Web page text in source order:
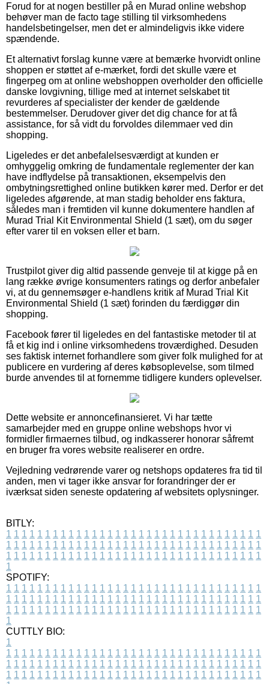
Forud for at nogen bestiller på en Murad online webshop
behøver man de facto tage stilling til virksomhedens
handelsbetingelser, men det er almindeligvis ikke videre
spændende.
Et alternativt forslag kunne være at bemærke hvorvidt online
shoppen er støttet af e-mærket, fordi det skulle være et
fingerpeg om at online webshoppen overholder den officielle
danske lovgivning, tillige med at internet selskabet tit
revurderes af specialister der kender de gældende
bestemmelser. Derudover giver det dig chance for at få
assistance, for så vidt du forvoldes dilemmaer ved din
shopping.
Ligeledes er det anbefalelsesværdigt at kunden er
omhyggelig omkring de fundamentale reglementer der kan
have indflydelse på transaktionen, eksempelvis den
ombytningsrettighed online butikken kører med. Derfor er det
ligeledes afgørende, at man stadig beholder ens faktura,
således man i fremtiden vil kunne dokumentere handlen af
Murad Trial Kit Environmental Shield (1 sæt), om du søger
efter varer til en voksen eller et barn.
Trustpilot giver dig altid passende genveje til at kigge på en
lang række øvrige konsumenters ratings og derfor anbefaler
vi, at du gennemsøger e-handlens kritik af Murad Trial Kit
Environmental Shield (1 sæt) forinden du færdiggør din
shopping.
Facebook fører til ligeledes en del fantastiske metoder til at
få et kig ind i online virksomhedens troværdighed. Desuden
ses faktisk internet forhandlere som giver folk mulighed for at
publicere en vurdering af deres købsoplevelse, som tilmed
burde anvendes til at fornemme tidligere kunders oplevelser.
Dette website er annoncefinansieret. Vi har tætte
samarbejder med en gruppe online webshops hvor vi
formidler firmaernes tilbud, og indkasserer honorar såfremt
en bruger fra vores website realiserer en ordre.
Vejledning vedrørende varer og netshops opdateres fra tid til
anden, men vi tager ikke ansvar for forandringer der er
iværksat siden seneste opdatering af websitets oplysninger.
BITLY:
1 1 1 1 1 1 1 1 1 1 1 1 1 1 1 1 1 1 1 1 1 1 1 1 1 1 1 1 1 1 1 1 1
1 1 1 1 1 1 1 1 1 1 1 1 1 1 1 1 1 1 1 1 1 1 1 1 1 1 1 1 1 1 1 1 1
1 1 1 1 1 1 1 1 1 1 1 1 1 1 1 1 1 1 1 1 1 1 1 1 1 1 1 1 1 1 1 1 1
1
SPOTIFY:
1 1 1 1 1 1 1 1 1 1 1 1 1 1 1 1 1 1 1 1 1 1 1 1 1 1 1 1 1 1 1 1 1
1 1 1 1 1 1 1 1 1 1 1 1 1 1 1 1 1 1 1 1 1 1 1 1 1 1 1 1 1 1 1 1 1
1 1 1 1 1 1 1 1 1 1 1 1 1 1 1 1 1 1 1 1 1 1 1 1 1 1 1 1 1 1 1 1 1
1
CUTTLY BIO:
1
1 1 1 1 1 1 1 1 1 1 1 1 1 1 1 1 1 1 1 1 1 1 1 1 1 1 1 1 1 1 1 1 1
1 1 1 1 1 1 1 1 1 1 1 1 1 1 1 1 1 1 1 1 1 1 1 1 1 1 1 1 1 1 1 1 1
1 1 1 1 1 1 1 1 1 1 1 1 1 1 1 1 1 1 1 1 1 1 1 1 1 1 1 1 1 1 1 1 1